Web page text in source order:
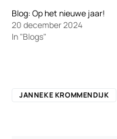
Blog: Op het nieuwe jaar!
20 december 2024
In "Blogs"
JANNEKE KROMMENDIJK